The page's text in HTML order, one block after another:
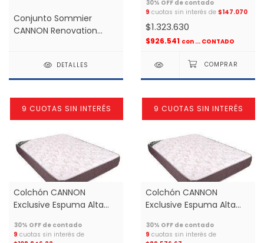
Conjunto Sommier
CANNON Renovation
medida especial *
DETALLES
1.40x1.90 2 plazas *
9 cuotas sin interés de $147.070
$1.323.630
$926.541 con ... CONTADO
9 CUOTAS SIN INTERÉS
Colchón CANNON
Exclusive Espuma Alta
Plazas Medida Especial *
9 cuotas sin interés de
9 CUOTAS SIN INTERÉS
Colchón CANNON
Exclusive Espuma Alta
plazas media especial *
9 cuotas sin interés de